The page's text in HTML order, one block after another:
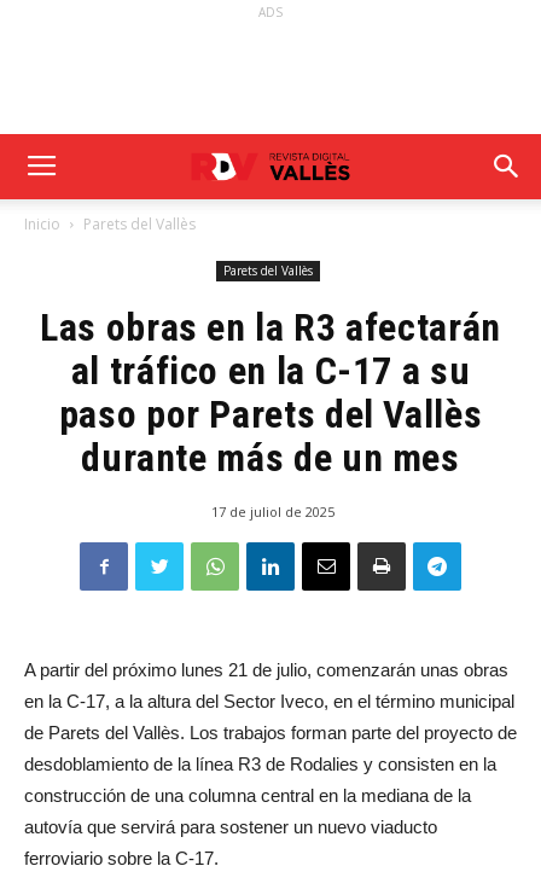
ADS
Inicio Parets del Vallès
Parets del Vallès
Las obras en la R3 afectarán
al tráfico en la C-17 a su
paso por Parets del Vallès
durante más de un mes
17 de juliol de 2025
A partir del próximo lunes 21 de julio, comenzarán unas obras
en la C-17, a la altura del Sector Iveco, en el término municipal
de Parets del Vallès. Los trabajos forman parte del proyecto de
desdoblamiento de la línea R3 de Rodalies y consisten en la
construcción de una columna central en la mediana de la
autovía que servirá para sostener un nuevo viaducto
ferroviario sobre la C-17.